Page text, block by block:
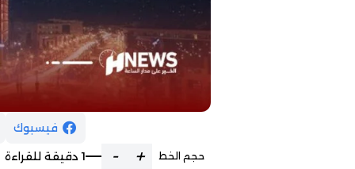
فيسبوك
حجم الخط +
- 1 دقيقة للقراءة